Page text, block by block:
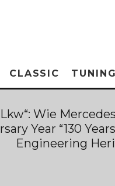
CLASSIC TUNING
Wie
Year “130
Engineering